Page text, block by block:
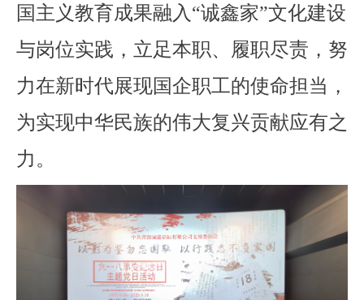
国主义教育成果融入“诚鑫家”文化建设
与岗位实践，立足本职、履职尽责，努
力在新时代展现国企职工的使命担当，
为实现中华民族的伟大复兴贡献应有之
力。